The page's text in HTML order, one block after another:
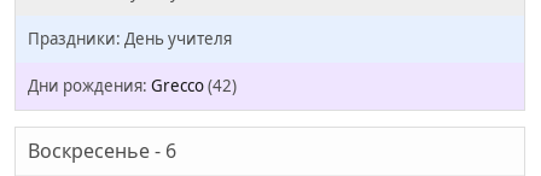
День учителя
Grecco(42)
Воскресенье - 6